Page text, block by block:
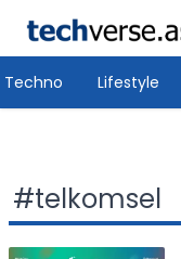
Techno Lifestyle
#telkomsel